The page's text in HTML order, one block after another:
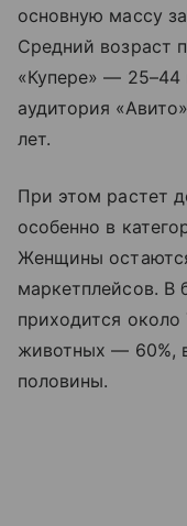
основную массу
Средний возраст
«Купере» — 25–44
аудитория
лет.
При этом растет
особенно в
Женщины
маркетплейсов. В
приходится около
животных — 60%,
половины.